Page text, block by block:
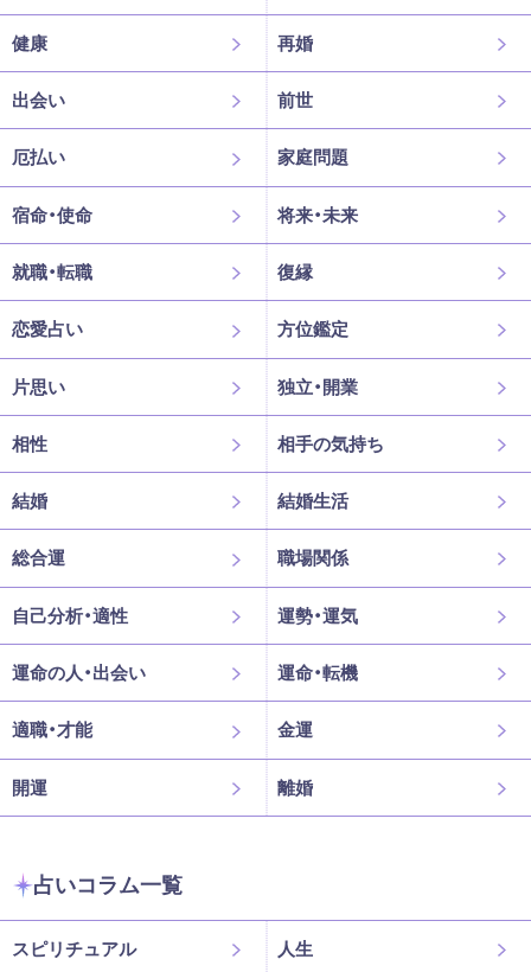
健康 再婚
出会い 前世
厄払い 家庭問題
宿命・使命 将来・未来
就職・転職 復縁
恋愛占い 方位鑑定
片思い 独立・開業
相性 相手の気持ち
結婚 結婚生活
総合運 職場関係
自己分析・適性 運勢・運気
運命の人・出会い 運命・転機
適職・才能 金運
開運 離婚
占いコラム一覧
スピリチュアル 人生